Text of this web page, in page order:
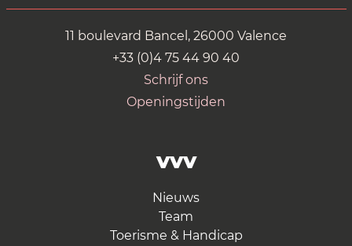
11 boulevard Bancel, 26000 Valence
+33 (0)4 75 44 90 40
Schrijf ons
Openingstijden
VVV
Nieuws
Team
Toerisme & Handicap